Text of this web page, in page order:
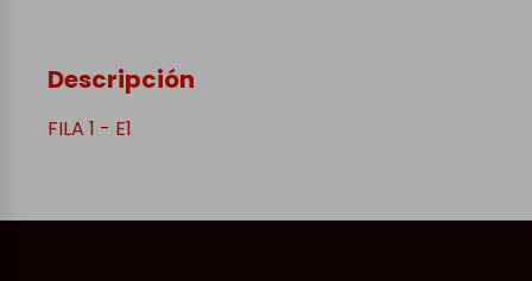
Descripción
FILA 1 - E1